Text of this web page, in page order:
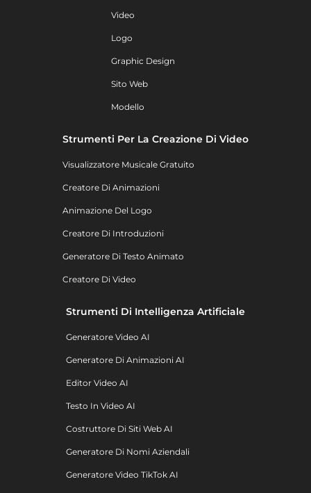
Video
Logo
Graphic Design
Sito Web
Modello
Strumenti Per La Creazione Di Video
Visualizzatore Musicale Gratuito
Creatore Di Animazioni
Animazione Del Logo
Creatore Di Introduzioni
Generatore Di Testo Animato
Creatore Di Video
Strumenti Di Intelligenza Artificiale
Generatore Video AI
Generatore Di Animazioni AI
Editor Video AI
Testo In Video AI
Costruttore Di Siti Web AI
Generatore Di Nomi Aziendali
Generatore Video TikTok AI